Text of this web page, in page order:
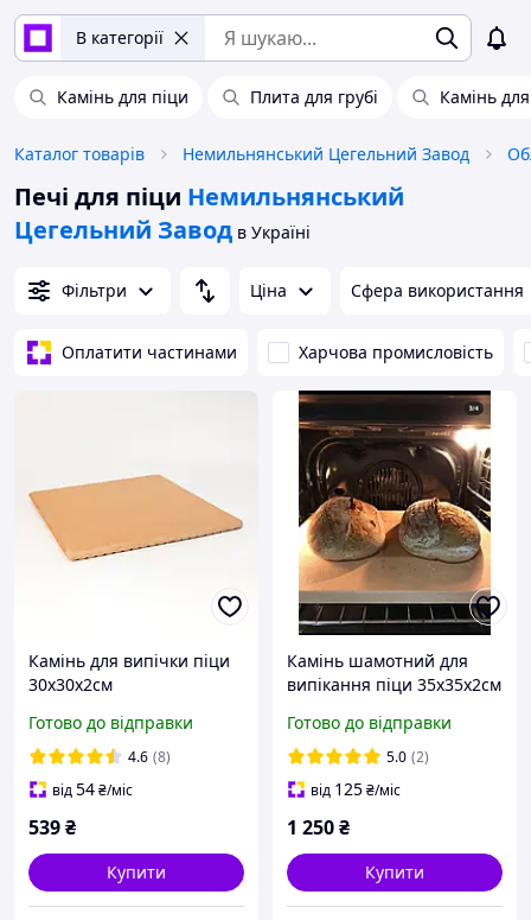
В категорії
Камінь для піци Плита для грубі Камінь
Каталог товарів Немильнянський Цегельний Завод
Печі для піци Немильнянський
Цегельний Завод в Україні
Фільтри Ціна Сфера використання
Оплатити частинами Харчова промисловість
Камінь для випічки піци
30х30х2см
Готово до відправки
4.6 (8)
від54₴/міс
539₴
Купити
Камінь шамотний для
випікання піци 35х35х2см
Готово до відправки
5.0 (2)
від 125₴/міс
1 250₴
Купити